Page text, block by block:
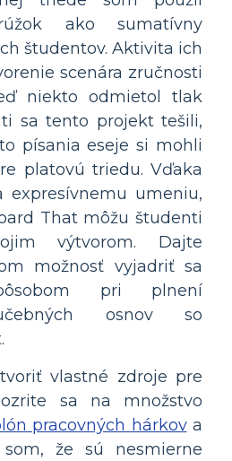
ako sumatívny
študentov. Aktivita ich
scenára zručnosti
niekto odmietol tlak
sa tento projekt tešili,
písania eseje si mohli
platovú triedu. Vďaka
expresívnemu umeniu,
That môžu študenti
výtvorom. Dajte
možnosť vyjadriť sa
pri plnení
osnov so
vlastné zdroje pre
sa na množstvo
pracovných hárkova
že sú nesmierne